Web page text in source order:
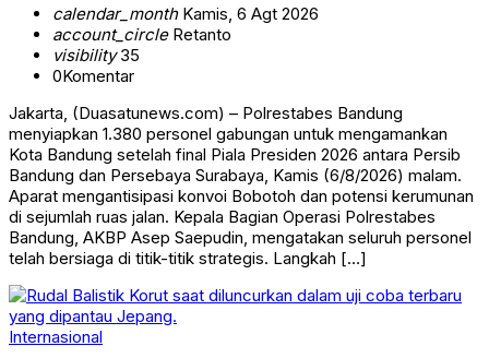
calendar_monthKamis, 6 Agt 2026
account_circleRetanto
visibility35
0Komentar
Jakarta, (Duasatunews.com) – Polrestabes Bandung
menyiapkan 1.380 personel gabungan untuk mengamankan
Kota Bandung setelah final Piala Presiden 2026 antara Persib
Bandung dan Persebaya Surabaya, Kamis (6/8/2026) malam.
Aparat mengantisipasi konvoi Bobotoh dan potensi kerumunan
di sejumlah ruas jalan. Kepala Bagian Operasi Polrestabes
Bandung, AKBP Asep Saepudin, mengatakan seluruh personel
telah bersiaga di titik-titik strategis. Langkah […]
Internasional